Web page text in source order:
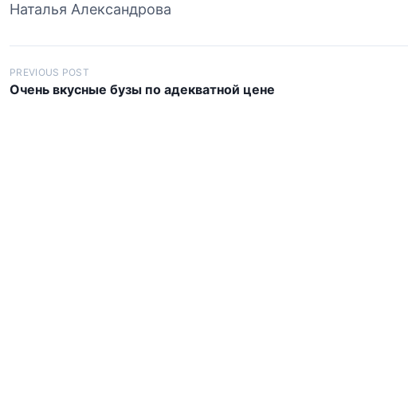
Наталья Александрова
Н
а
PREVIOUS POST
Очень вкусные бузы по адекватной цене